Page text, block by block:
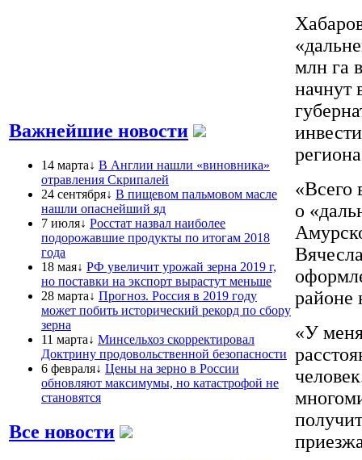
Важнейшие новости
14 марта↓ В Англии нашли «виновника»
отравления Скрипалей
24 сентября↓ В пищевом пальмовом масле
нашли опаснейший яд
7 июля↓ Росстат назвал наиболее
подорожавшие продукты по итогам 2018
года
18 мая↓ РФ увеличит урожай зерна 2019 г,
но поставки на экспорт вырастут меньше
28 марта↓ Прогноз. Россия в 2019 году
может побить исторический рекорд по сбору
зерна
11 марта↓ Минсельхоз скорректировал
Доктрину продовольственной безопасности
6 февраля↓ Цены на зерно в России
обновляют максимумы, но катастрофой не
становятся
Все новости
млн га
начнут
«Всего
о
районе
«У